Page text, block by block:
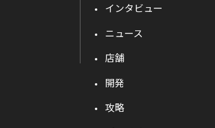
インタビュー
ニュース
店舗
開発
攻略